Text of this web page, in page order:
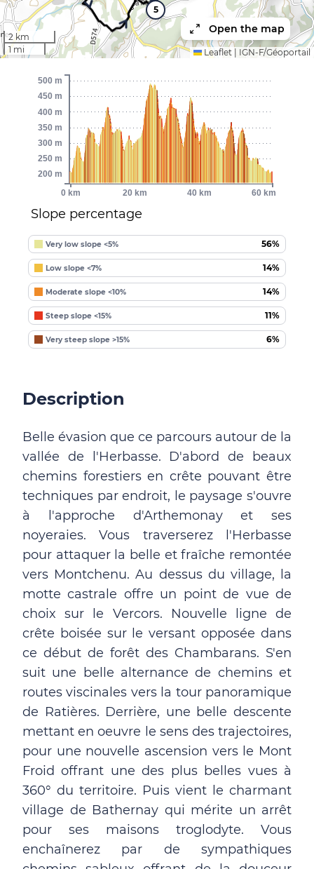
5
2 km
1 mi
Open the map
Leaflet IGN-F/Géoportail
Slope percentage
Very low slope <5% 56%
Low slope <7% 14%
Moderate slope <10% 14%
Steep slope <15% 11%
Very steep slope >15% 6%
0 km 20 km 40 km 60 km
200 m
250 m
300 m
350 m
400 m
450 m
500 m
Description
Belle évasion que ce parcours autour de la
vallée de l'Herbasse. D'abord de beaux
chemins forestiers en crête pouvant être
techniques par endroit, le paysage s'ouvre
à l'approche d'Arthemonay et ses
noyeraies. Vous traverserez l'Herbasse
pour attaquer la belle et fraîche remontée
vers Montchenu. Au dessus du village, la
motte castrale offre un point de vue de
choix sur le Vercors. Nouvelle ligne de
crête boisée sur le versant opposée dans
ce début de forêt des Chambarans. S'en
suit une belle alternance de chemins et
routes viscinales vers la tour panoramique
de Ratières. Derrière, une belle descente
mettant en oeuvre le sens des trajectoires,
pour une nouvelle ascension vers le Mont
Froid offrant une des plus belles vues à
360° du territoire. Puis vient le charmant
village de Bathernay qui mérite un arrêt
pour ses maisons troglodyte. Vous
enchaînerez par de sympathiques